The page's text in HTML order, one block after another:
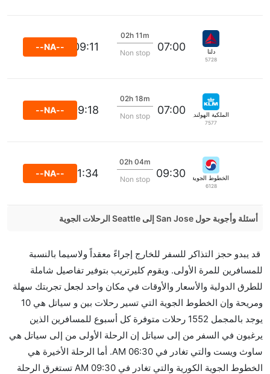
دلتا
5728
07:00
02h 11m
Non stop
09:11
--NA--
الملكية الهولندية كي إل إم
7577
07:00
02h 18m
Non stop
09:18
--NA--
الخطوط الجوية الكورية
6128
09:30
02h 04m
Non stop
11:34
--NA--
أسئلة وأجوبة حول San Jose إلى Seattle الرحلات الجوية
إلىسياتل مما تستغرقه الخطوط الجوية الأخرى؟
نعم. توفر كل من أسرع رحلات الطيران على هذا الطريق،
هل توفر شركات الطيران مساحة إضافية للنوم؟
كثير من خطوط طيران درجة رجال الأعمال توفر مساحة
إضافية للنوم.
هل يمكنني حمل طعامي الخاص؟
نعم، يمكنك حمل طعامك الخاص، و لكن يجب أن يكون معبئا
قد يبدو حجز التذاكر للسفر للخارج إجراءً معقداً ولاسيما بالنسبة
للمسافرين للمرة الأولى. ويقوم كليرتريب بتوفير تفاصيل شاملة
للطرق الدولية والأسعار والأوقات في مكان واحد لجعل تجربتك سهلة
ومريحة وإن الخطوط الجوية التي تسير رحلات بين و سياتل هي 10
يوجد بالمجمل 1552 رحلات متوفرة كل أسبوع للمسافرين الذين
يرغبون في السفر من إلى سياتل إن الرحلة الأولى من إلى سياتل هي
ساوث ويست والتي تغادر في 06:30 AM. أما الرحلة الأخيرة هي
الخطوط الجوية الكورية والتي تغادر في 09:30 AM تستغرق الرحلة